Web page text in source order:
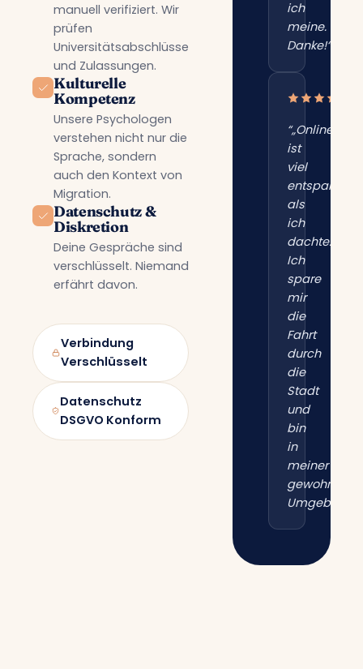
manuell verifiziert. Wir
prüfen
Universitätsabschlüsse
und Zulassungen.
Kulturelle
Kompetenz
Unsere Psychologen
verstehen nicht nur die
Sprache, sondern
auch den Kontext von
Migration.
Datenschutz &
Diskretion
Deine Gespräche sind
verschlüsselt. Niemand
erfährt davon.
Verbindung
Verschlüsselt
Datenschutz
DSGVO Konform
ich
meine.
Danke!“”
“„Online
ist
viel
entspannter
als
ich
dachte.
Ich
spare
mir
die
Fahrt
durch
die
Stadt
und
bin
in
meiner
gewohnten